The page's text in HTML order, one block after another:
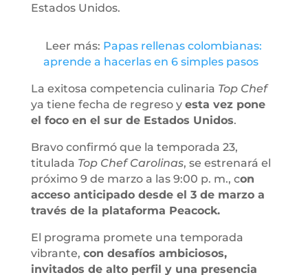
Estados Unidos.
Leer más: Papas rellenas colombianas:
aprende a hacerlas en 6 simples pasos
La exitosa competencia culinaria Top Chef
ya tiene fecha de regreso y esta vez pone
el foco en el sur de Estados Unidos.
Bravo confirmó que la temporada 23,
titulada Top Chef Carolinas, se estrenará el
próximo 9 de marzo a las 9:00 p. m., con
acceso anticipado desde el 3 de marzo a
través de la plataforma Peacock.
El programa promete una temporada
vibrante, con desafíos ambiciosos,
invitados de alto perfil y una presencia